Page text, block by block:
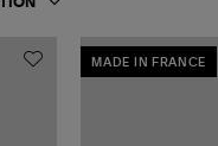
MADE IN FRANCE